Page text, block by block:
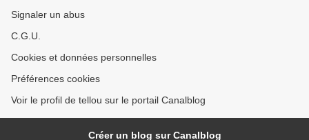
Signaler un abus
C.G.U.
Cookies et données personnelles
Préférences cookies
Voir le profil de tellou sur le portail Canalblog
Créer un blog sur Canalblog